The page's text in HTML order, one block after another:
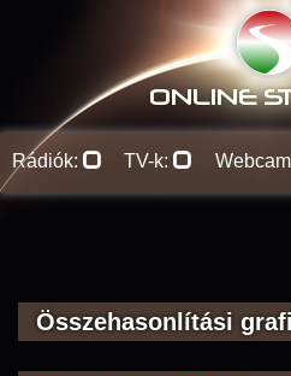
ONLINE S
Rádiók: TV-k:
Összehasonlítási